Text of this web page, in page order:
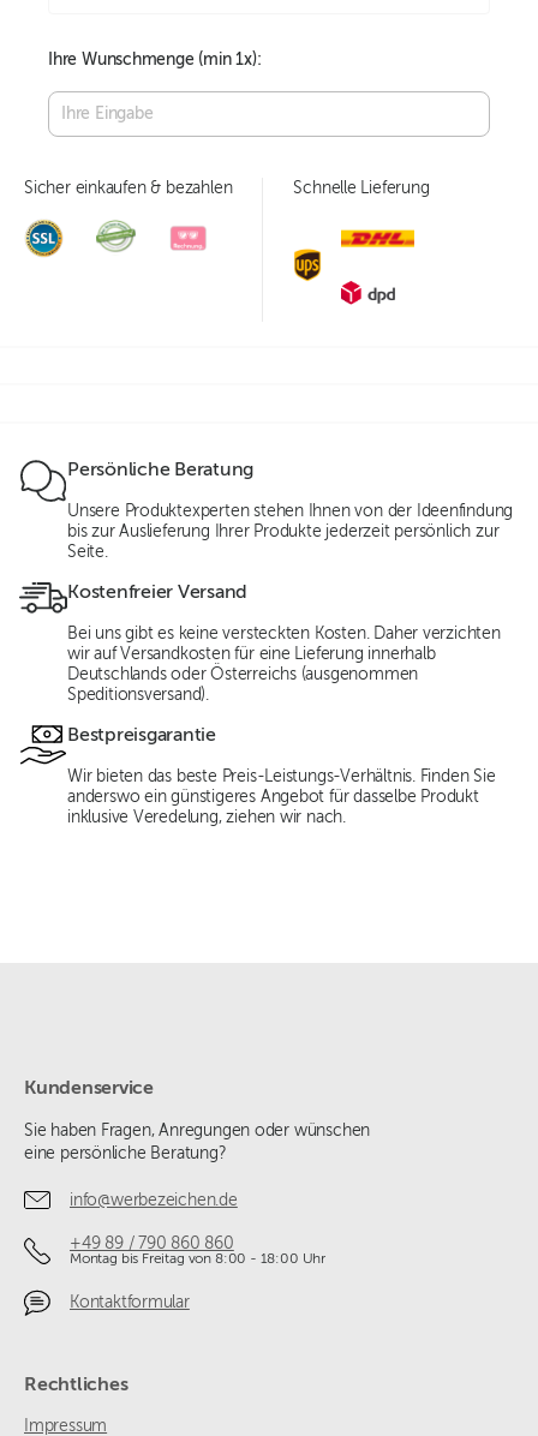
Ihre Wunschmenge (min1x):
Sicher einkaufen & bezahlen Schnelle Lieferung
Persönliche Beratung
Unsere Produktexperten stehen Ihnen von der Ideenfindung
bis zur Auslieferung Ihrer Produkte jederzeit persönlich zur
Seite.
Kostenfreier Versand
Bei uns gibt es keine versteckten Kosten. Daher verzichten
wir auf Versandkosten für eine Lieferung innerhalb
Deutschlands oder Österreichs (ausgenommen
Speditionsversand).
Bestpreisgarantie
Wir bieten das beste Preis-Leistungs-Verhältnis. Finden Sie
anderswo ein günstigeres Angebot für dasselbe Produkt
inklusive Veredelung, ziehen wir nach.
Kundenservice
Sie haben Fragen, Anregungen oder wünschen
eine persönliche Beratung?
info@werbezeichen.de
+49 89 / 790 860 860
Montag bis Freitag von 8:00 - 18:00 Uhr
Kontaktformular
Rechtliches
Impressum